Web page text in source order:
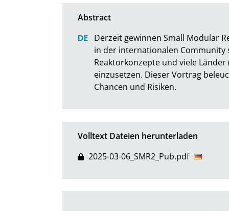
Derzeit gewinnen Small Modular
in der internationalen Community
Reaktorkonzepte und viele
einzusetzen. Dieser Vortrag
Chancen und Risiken.
Volltext Dateien herunterladen
2025-03-06_SMR2_Pub.pdf